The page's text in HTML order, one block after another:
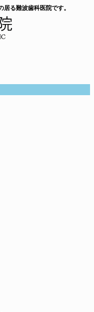
る難波歯科医院です。